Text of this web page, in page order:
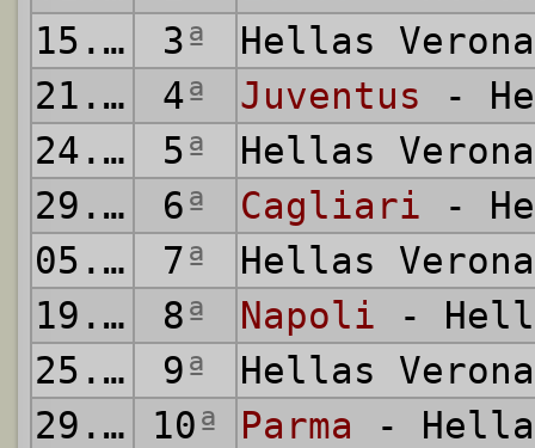
15.09.2019
3ª
Hellas
21.09.2019
4ª Juventus -
24.09.2019
5ª
Hellas
29.09.2019
6ª Cagliari -
05.10.2019
7ª
Hellas
19.10.2019
8ª Napoli -
25.10.2019
9ª
Hellas
29.10.2019
10ª Parma -